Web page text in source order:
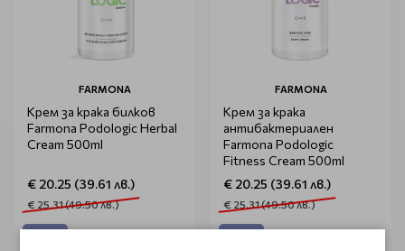
FARMONA
Крем за крака билков
Farmona Podologic Herbal
Cream 500ml
€ 20.25 (39.61 лв.)
€ 25.31 (49.50 лв.)
FARMONA
Крем за крака
антибактериален
Farmona Podologic
Fitness Cream 500ml
€ 20.25 (39.61 лв.)
€ 25.31 (49.50 лв.)